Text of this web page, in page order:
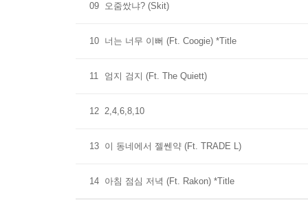
09 오줌쌌냐? (Skit)
10 너는 너무 이뻐 (Ft. Coogie) *Title
11 엄지 검지 (Ft. The Quiett)
12 2,4,6,8,10
13 이 동네에서 젤쎈약 (Ft. TRADE L)
14 아침 점심 저녁 (Ft. Rakon) *Title